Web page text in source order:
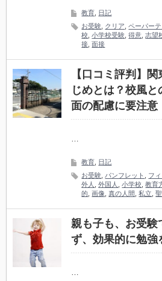
教育 日記
お受験 クリア ,ペーパーテ
校 ,小学校受験 ,得意 ,志望
接 ,面接
【口コミ評判】
じめとは？校風
面の配慮に要注意
…
教育 日記
お受験 パンフレット フ
外人
,外国人 ,小学校 ,教育
的 ,画像 ,真の人間 ,私立 ,
親も子も、お受験
ず、効果的に勉強
…